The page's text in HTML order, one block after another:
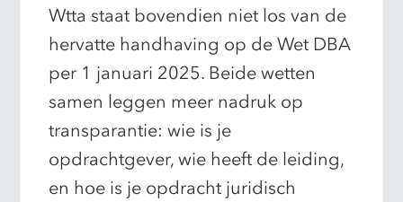
Wtta staat bovendien niet los van de
hervatte handhaving op de Wet DBA
per 1 januari 2025. Beide wetten
samen leggen meer nadruk op
transparantie: wie is je
opdrachtgever, wie heeft de leiding,
en hoe is je opdracht juridisch